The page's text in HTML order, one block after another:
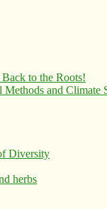
to the Roots!
Methods and Climate
Diversity
herbs